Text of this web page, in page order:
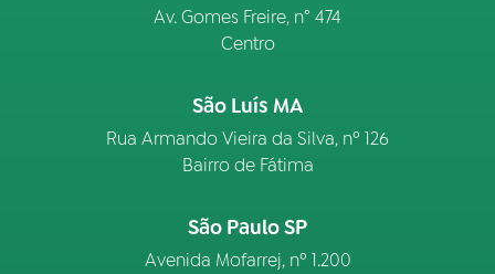
Av. Gomes Freire, n° 474
Centro
São Luís MA
Rua Armando Vieira da Silva, nº 126
Bairro de Fátima
São Paulo SP
Avenida Mofarrej, nº 1.200